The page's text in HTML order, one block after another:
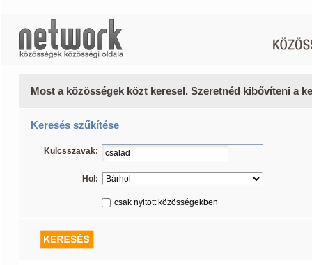
Most a közösségek közt keresel. Szeretnéd kibővíteni a
Keresés szűkítése
Kulcsszavak:
Hol:
csak nyitott közösségekben